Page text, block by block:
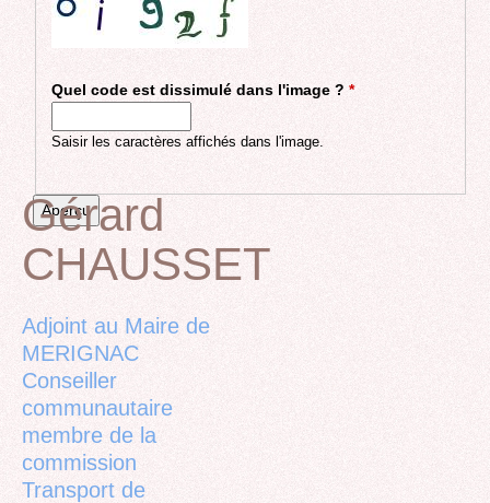
Quel code est dissimulé dans l'image ? *
Saisir les caractères affichés dans l'image.
Back
to
Gérard
CHAUSSET
Adjoint au Maire de
MERIGNAC
Conseiller
communautaire
membre de la
commission
Transport de